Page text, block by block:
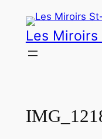
contenu
Les